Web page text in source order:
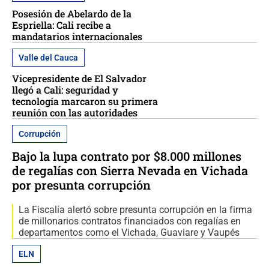
Posesión de Abelardo de la
Espriella: Cali recibe a
mandatarios internacionales
Valle del Cauca
Vicepresidente de El Salvador
llegó a Cali: seguridad y
tecnología marcaron su primera
reunión con las autoridades
Corrupción
Bajo la lupa contrato por $8.000 millones
de regalías con Sierra Nevada en Vichada
por presunta corrupción
La Fiscalía alertó sobre presunta corrupción en la firma
de millonarios contratos financiados con regalías en
departamentos como el Vichada, Guaviare y Vaupés
ELN